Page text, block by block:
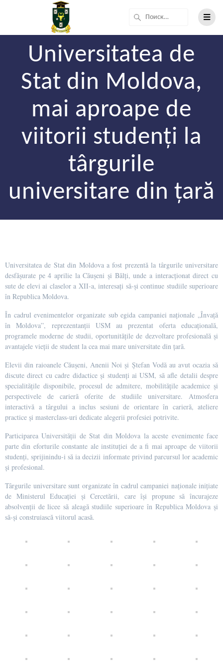
Universitatea de
Stat din Moldova,
mai aproape de
viitorii studenți la
târgurile
universitare din țară
Universitatea de Stat din Moldova a fost prezentă la târgurile universitare
desfășurate pe 4 aprilie la Căușeni și Bălți, unde a interacționat direct cu
sute de elevi ai claselor a XII-a, interesați să-și continue studiile superioare
în Republica Moldova.
În cadrul evenimentelor organizate sub egida campaniei naționale „Învață
în Moldova”, reprezentanții USM au prezentat oferta educațională,
programele moderne de studii, oportunitățile de dezvoltare profesională și
avantajele vieții de student la cea mai mare universitate din țară.
Elevii din raioanele Căușeni, Anenii Noi și Ștefan Vodă au avut ocazia să
discute direct cu cadre didactice și studenți ai USM, să afle detalii despre
specialitățile disponibile, procesul de admitere, mobilitățile academice și
perspectivele de carieră oferite de studiile universitare. Atmosfera
interactivă a târgului a inclus sesiuni de orientare în carieră, ateliere
practice și masterclass-uri dedicate alegerii profesiei potrivite.
Participarea Universității de Stat din Moldova la aceste evenimente face
parte din eforturile constante ale instituției de a fi mai aproape de viitorii
studenți, sprijinindu-i să ia decizii informate privind parcursul lor academic
și profesional.
Târgurile universitare sunt organizate în cadrul campaniei naționale inițiate
de Ministerul Educației și Cercetării, care își propune să încurajeze
absolvenții de licee să aleagă studiile superioare în Republica Moldova și
să-și construiască viitorul acasă.